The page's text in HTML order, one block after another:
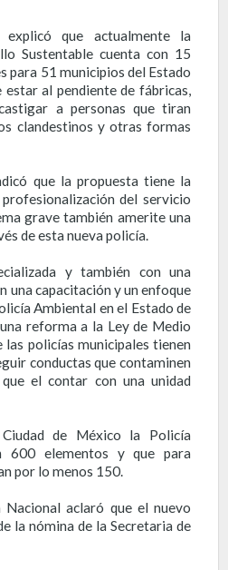
explicó que actualmente la
Sustentable cuenta con 15
para 51 municipios del Estado
estar al pendiente de fábricas,
a personas que tiran
clandestinos y otras formas
que la propuesta tiene la
del servicio
grave también amerite una
de esta nueva policía.
y también con una
una capacitación y un enfoque
Ambiental en el Estado de
reforma a la Ley de Medio
policías municipales tienen
conductas que contaminen
el contar con una unidad
de México la Policía
600 elementos y que para
por lo menos 150.
aclaró que el nuevo
la nómina de la Secretaria de